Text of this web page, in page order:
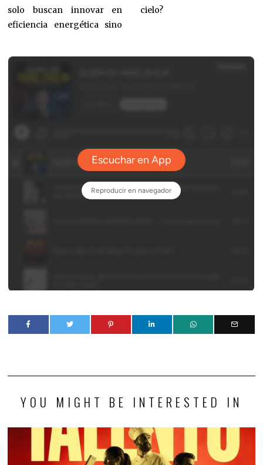
solo buscan innovar en
eficiencia energética sino
cielo?
YOU MIGHT BE INTERESTED IN